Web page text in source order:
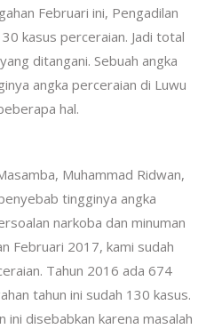
Februari ini, Pengadilan
kasus perceraian. Jadi total
ditangani. Sebuah angka
angka perceraian di Luwu
hal.
Muhammad Ridwan,
tingginya angka
narkoba dan minuman
Februari 2017, kami sudah
Tahun 2016 ada 674
tahun ini sudah 130 kasus.
ini disebabkan karena masalah